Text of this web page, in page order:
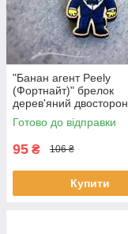
"Банан агент Peely
(Фортнайт)" брелок
дерев'яний
уф-друком
Готово до відправки
95 ₴ 106 ₴
Купити